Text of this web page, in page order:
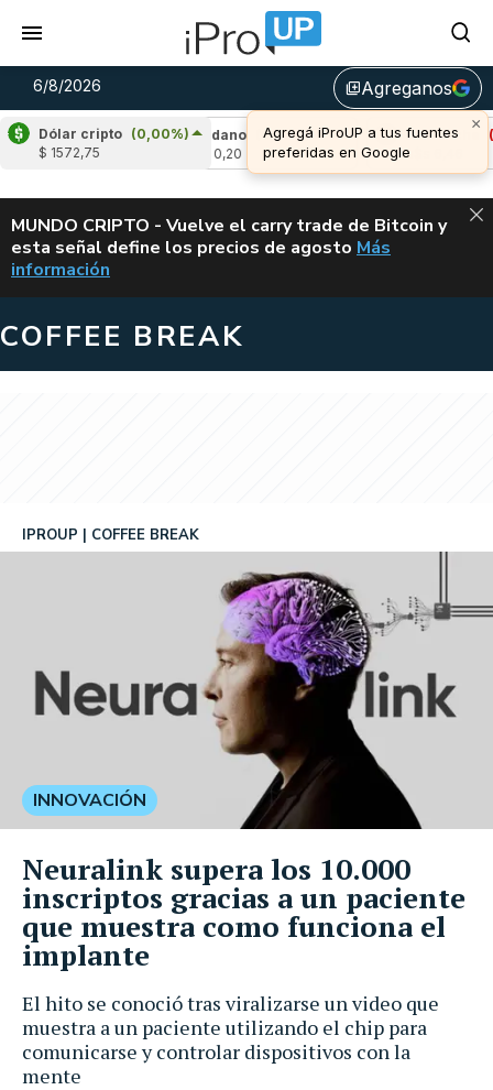
6/8/2026 library_addAgreganos
×
Agregá iProUP a tus fuentes
preferidas en Google
Dólar cripto (0,00%)
$ 1572,75
Cardano
(6,43%)
Avalanche (-
u$s 6,46
ALERTA
MUNDO CRIPTO - Vuelve el carry trade de Bitcoin y
esta señal define los precios de agosto VUELVE EL
Más
información
COFFEE BREAK
El hito se conoció tras viralizarse un video que
muestra a un paciente utilizando el chip para
comunicarse y controlar dispositivos con la
mente
IPROUP COFFEE BREAK
INNOVACIÓN
Neuralink supera los 10.000
inscriptos gracias a un paciente
que muestra como funciona el
implante